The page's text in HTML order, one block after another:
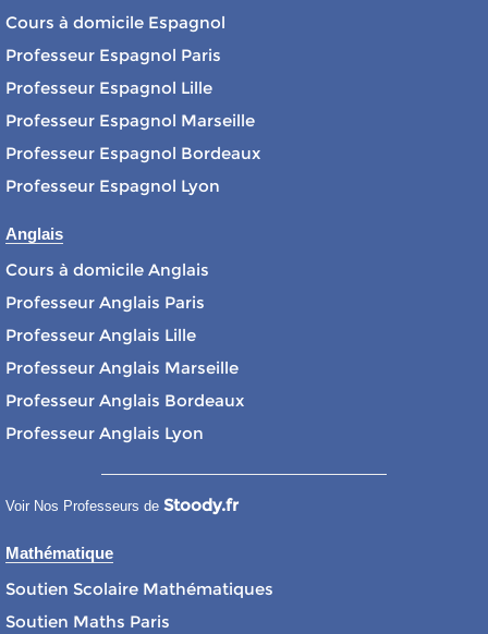
Cours à domicile Espagnol
Professeur Espagnol Paris
Professeur Espagnol Lille
Professeur Espagnol Marseille
Professeur Espagnol Bordeaux
Professeur Espagnol Lyon
Anglais
Cours à domicile Anglais
Professeur Anglais Paris
Professeur Anglais Lille
Professeur Anglais Marseille
Professeur Anglais Bordeaux
Professeur Anglais Lyon
Voir Nos Professeurs de Stoody.fr
Mathématique
Soutien Scolaire Mathématiques
Soutien Maths Paris